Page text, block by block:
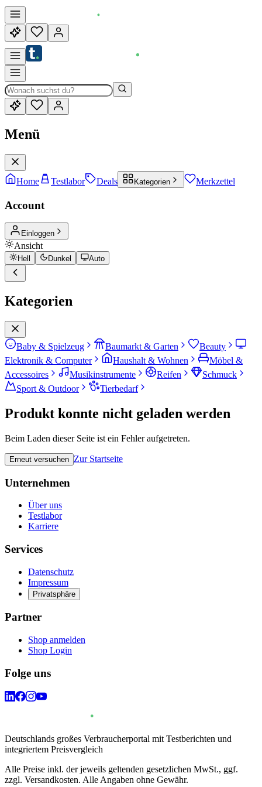
Menü
Home Testlabor Deals Kategorien Merkzettel
Account
Einloggen
Ansicht
Hell Dunkel Auto
Kategorien
Baby & Spielzeug Baumarkt & Garten
Beauty
Elektronik & Computer
Haushalt & Wohnen
Möbel &
Accessoires
Musikinstrumente Reifen
Schmuck
Sport & Outdoor
Tierbedarf
Produkt konnte nicht geladen werden
Beim Laden dieser Seite ist ein Fehler aufgetreten.
Erneut versuchen Zur Startseite
Unternehmen
Über uns
Testlabor
Karriere
Services
Datenschutz
Impressum
Privatsphäre
Partner
Shop anmelden
Shop Login
Folge uns
Deutschlands großes Verbraucherportal mit Testberichten und
integriertem Preisvergleich
Alle Preise inkl. der jeweils geltenden gesetzlichen MwSt., ggf.
zzgl. Versandkosten. Alle Angaben ohne Gewähr.